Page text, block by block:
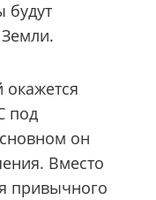
будут
окажется
под
он
Вместо
привычного